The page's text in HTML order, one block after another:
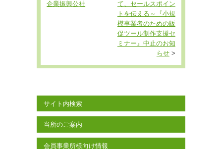
企業振興公社
て、セールスポイン
トを伝える～『小規
模事業者のための販
促ツール制作支援セ
ミナー』中止のお知
らせ>
サイト内検索
当所のご案内
会員事業所様向け情報